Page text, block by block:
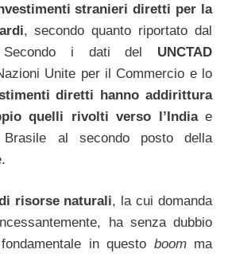
stranieri diretti per la
, secondo quanto riportato dal
i dati del UNCTAD
Unite per il Commercio e lo
diretti hanno addirittura
quelli rivolti verso l’Indiae
al secondo posto della
risorse naturali, la cui domanda
ha senza dubbio
in questo boomma